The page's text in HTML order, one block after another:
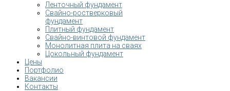
Ленточный фундамент
Свайно-ростверковый
фундамент
Плитный фундамент
Свайно-винтовой фундамент
Монолитная плита на сваях
Цокольный фундамент
Цены
Портфолио
Вакансии
Контакты